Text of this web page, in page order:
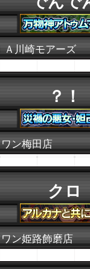
Ａ川崎モアーズ
？！
ン梅田店
クロ
ン姫路飾磨店